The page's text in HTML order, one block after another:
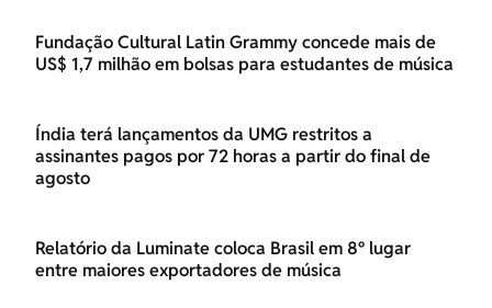
Fundação Cultural Latin Grammy concede mais de
US$ 1,7 milhão em bolsas para estudantes de música
Índia terá lançamentos da UMG restritos a
assinantes pagos por 72 horas a partir do final de
agosto
Relatório da Luminate coloca Brasil em 8º lugar
entre maiores exportadores de música